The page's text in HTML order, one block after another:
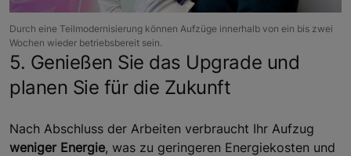
Durch eine Teilmodernisierung können Aufzüge innerhalb von ein bis zwei
Wochen wieder betriebsbereit sein.
5. Genießen Sie das Upgrade und
planen Sie für die Zukunft
Nach Abschluss der Arbeiten verbraucht Ihr Aufzug
weniger Energie, was zu geringeren Energiekosten und